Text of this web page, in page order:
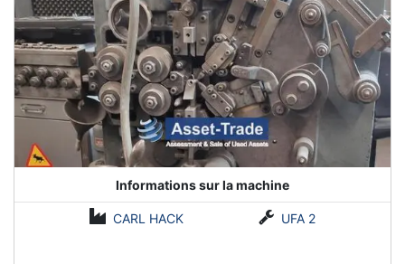
Informations sur la machine
CARL HACK UFA 2